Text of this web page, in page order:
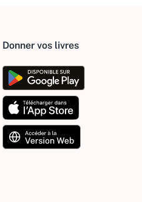
Donner vos livres